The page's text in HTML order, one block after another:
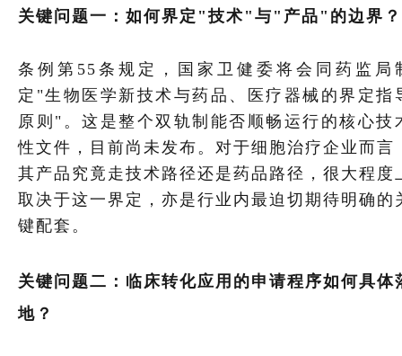
关键问题一：如何界定 "技术"与"产品"的边界？
条例第55条规定，国家卫健委将会同药监局
定"生物医学新技术与药品、医疗器械的界定指
原则"。这是整个双轨制能否顺畅运行的核心技
性文件，目前尚未发布。对于细胞治疗企业而言
其产品究竟走技术路径还是药品路径，很大程度
取决于这一界定，亦是行业内最迫切期待明确的
键配套。
关键问题二：临床转化应用的申请程序如何具体
地？